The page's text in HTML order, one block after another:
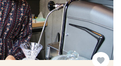
favorite